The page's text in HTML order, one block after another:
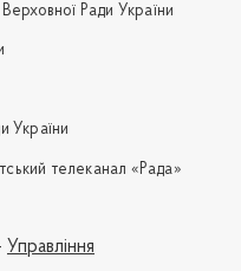
Ради України
України
телеканал «Рада»
Управління